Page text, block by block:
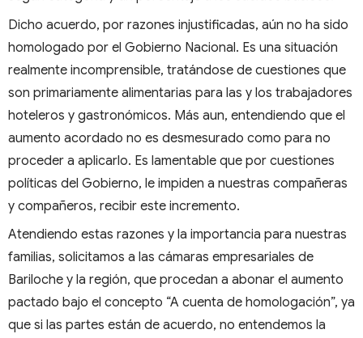
Dicho acuerdo, por razones injustificadas, aún no ha sido
homologado por el Gobierno Nacional. Es una situación
realmente incomprensible, tratándose de cuestiones que
son primariamente alimentarias para las y los trabajadores
hoteleros y gastronómicos. Más aun, entendiendo que el
aumento acordado no es desmesurado como para no
proceder a aplicarlo. Es lamentable que por cuestiones
políticas del Gobierno, le impiden a nuestras compañeras
y compañeros, recibir este incremento.
Atendiendo estas razones y la importancia para nuestras
familias, solicitamos a las cámaras empresariales de
Bariloche y la región, que procedan a abonar el aumento
pactado bajo el concepto “A cuenta de homologación”, ya
que si las partes están de acuerdo, no entendemos la